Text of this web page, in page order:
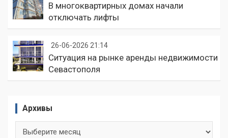
В многоквартирных домах начали
отключать лифты
26-06-2026 21:14
Ситуация на рынке аренды недвижимости
Севастополя
Архивы